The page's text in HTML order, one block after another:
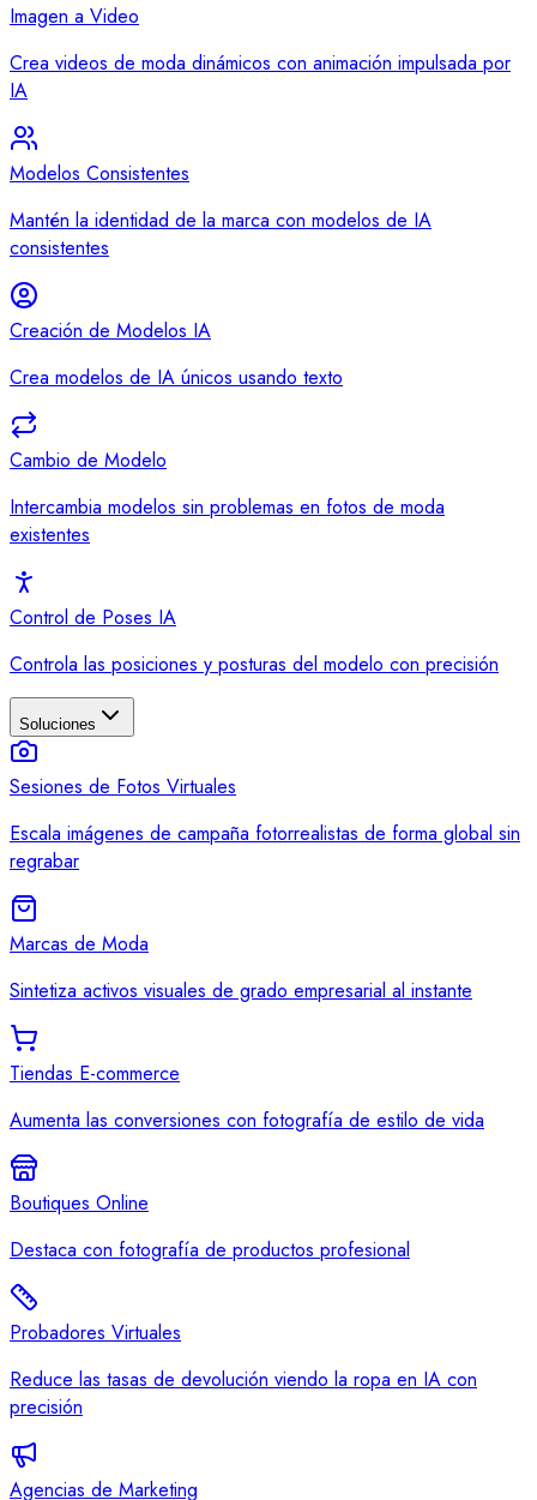
Imagen a Video
Crea videos de moda dinámicos con animación impulsada por
IA
Modelos Consistentes
Mantén la identidad de la marca con modelos de IA
consistentes
Creación de Modelos IA
Crea modelos de IA únicos usando texto
Cambio de Modelo
Intercambia modelos sin problemas en fotos de moda
existentes
Control de Poses IA
Controla las posiciones y posturas del modelo con precisión
Soluciones
Sesiones de Fotos Virtuales
Escala imágenes de campaña fotorrealistas de forma global sin
regrabar
Marcas de Moda
Sintetiza activos visuales de grado empresarial al instante
Tiendas E-commerce
Aumenta las conversiones con fotografía de estilo de vida
Boutiques Online
Destaca con fotografía de productos profesional
Probadores Virtuales
Reduce las tasas de devolución viendo la ropa en IA con
precisión
Agencias de Marketing